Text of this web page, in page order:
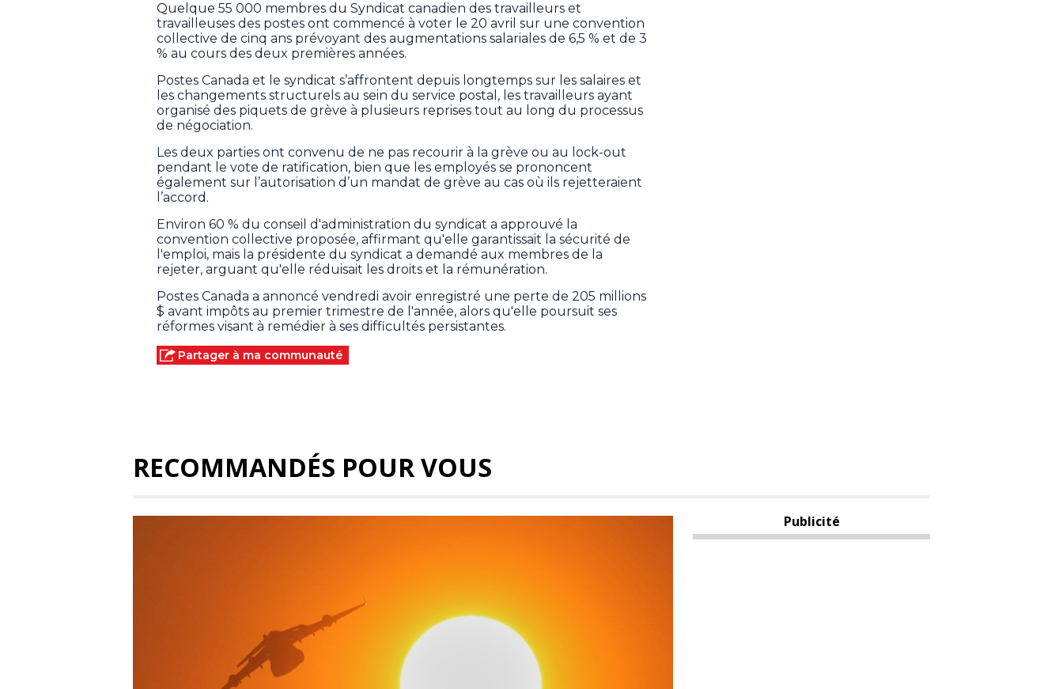
Quelque 55 000 membres du Syndicat canadien des travailleurs et
travailleuses des postes ont commencé à voter le 20 avril sur une convention
collective de cinq ans prévoyant des augmentations salariales de 6,5 % et de 3
% au cours des deux premières années.
Postes Canada et le syndicat s’affrontent depuis longtemps sur les salaires et
les changements structurels au sein du service postal, les travailleurs ayant
organisé des piquets de grève à plusieurs reprises tout au long du processus
de négociation.
Les deux parties ont convenu de ne pas recourir à la grève ou au lock-out
pendant le vote de ratification, bien que les employés se prononcent
également sur l’autorisation d’un mandat de grève au cas où ils rejetteraient
l’accord.
Environ 60 % du conseil d'administration du syndicat a approuvé la
convention collective proposée, affirmant qu'elle garantissait la sécurité de
l'emploi, mais la présidente du syndicat a demandé aux membres de la
rejeter, arguant qu'elle réduisait les droits et la rémunération.
Postes Canada a annoncé vendredi avoir enregistré une perte de 205 millions
$ avant impôts au premier trimestre de l'année, alors qu'elle poursuit ses
réformes visant à remédier à ses difficultés persistantes.
Partager à ma communauté
RECOMMANDÉS POUR VOUS
Publicité